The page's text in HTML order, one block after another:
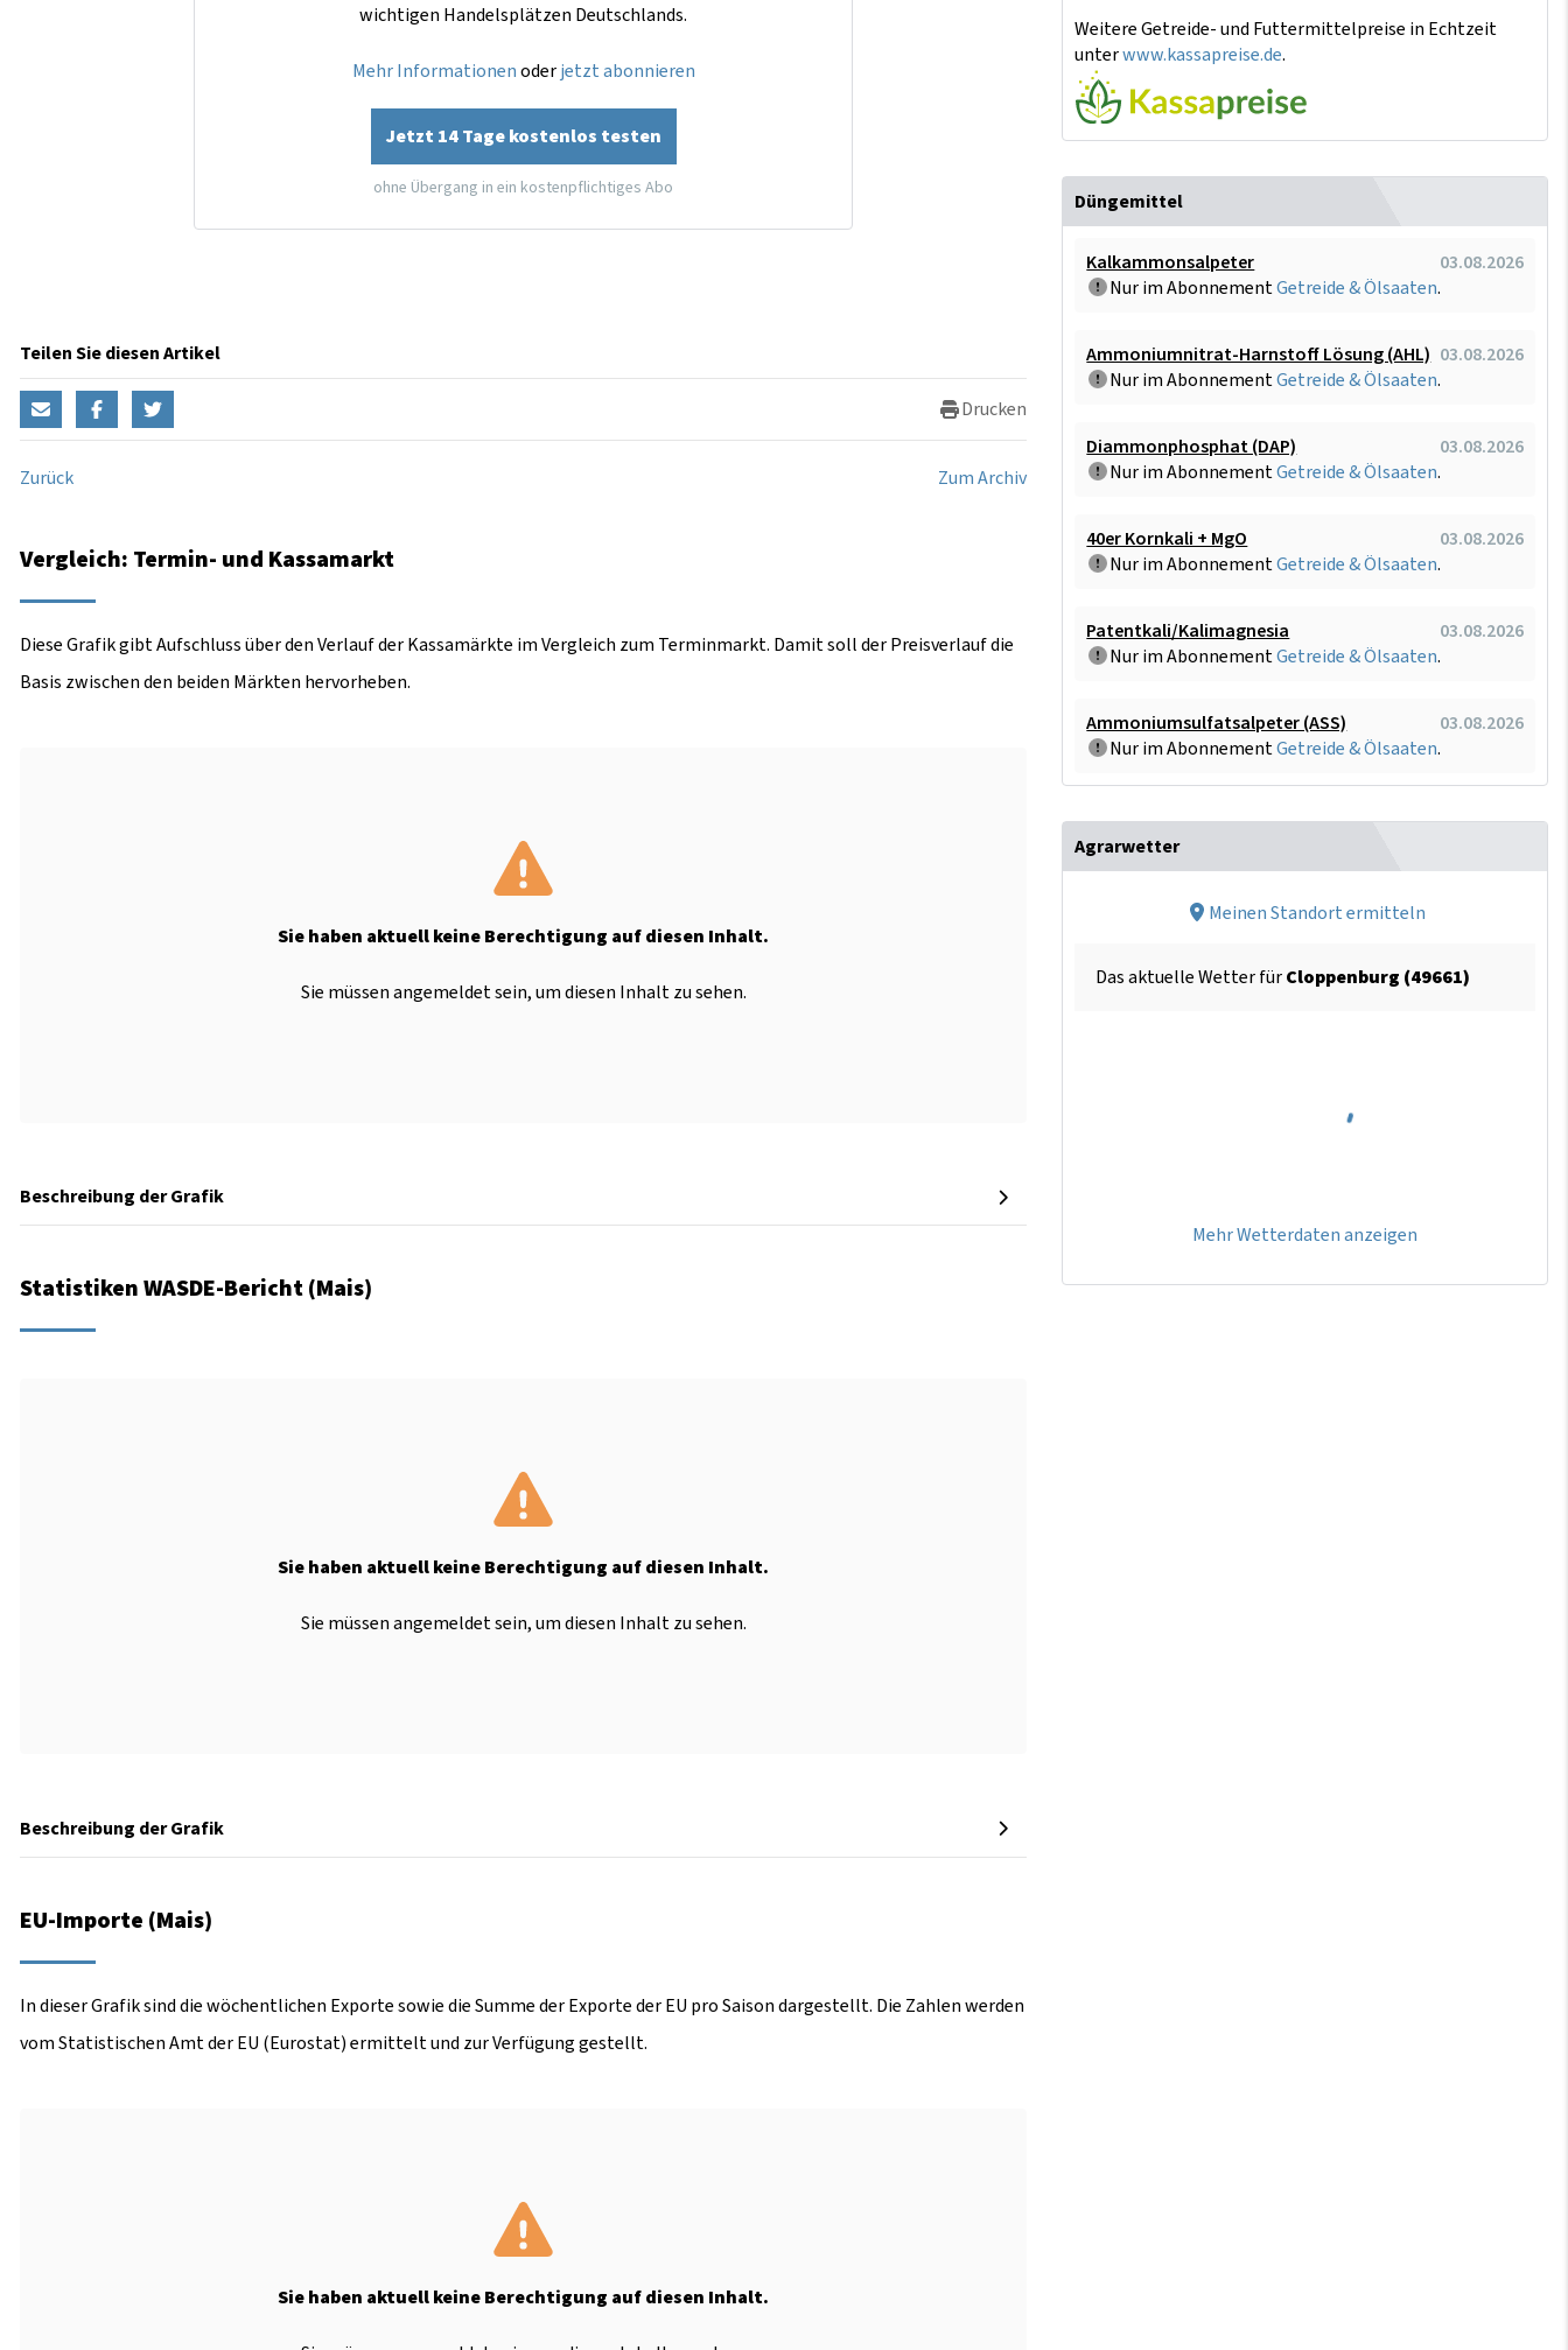
wichtigen Handelsplätzen Deutschlands.
Mehr Informationenoderjetzt abonnieren
Jetzt 14 Tage kostenlos testen
ohne Übergang in ein kostenpflichtiges Abo
Teilen Sie diesen Artikel
Drucken
Zurück Zum Archiv
Vergleich: Termin- und Kassamarkt
Diese Grafik gibt Aufschluss über den Verlauf der Kassamärkte im Vergleich zum Terminmarkt. Damit soll der Preisverlauf die
Basis zwischen den beiden Märkten hervorheben.
Sie haben aktuell keine Berechtigung auf diesen Inhalt.
Sie müssen angemeldet sein, um diesen Inhalt zu sehen.
Beschreibung der Grafik
Statistiken WASDE-Bericht (Mais)
Sie haben aktuell keine Berechtigung auf diesen Inhalt.
Sie müssen angemeldet sein, um diesen Inhalt zu sehen.
Beschreibung der Grafik
EU-Importe (Mais)
In dieser Grafik sind die wöchentlichen Exporte sowie die Summe der Exporte der EU pro Saison dargestellt. Die Zahlen werden
vom Statistischen Amt der EU (Eurostat) ermittelt und zur Verfügung gestellt.
Sie haben aktuell keine Berechtigung auf diesen Inhalt.
Weitere Getreide- und Futtermittelpreise in Echtzeit
unterwww.kassapreise.de.
Düngemittel
Kalkammonsalpeter
03.08.2026
Nur im AbonnementGetreide & Ölsaaten.
Ammoniumnitrat-Harnstoff Lösung (AHL) 03.08.2026
Nur im AbonnementGetreide & Ölsaaten.
Diammonphosphat (DAP)
03.08.2026
Nur im AbonnementGetreide & Ölsaaten.
40er Kornkali + MgO
03.08.2026
Nur im AbonnementGetreide & Ölsaaten.
Patentkali/Kalimagnesia
03.08.2026
Nur im AbonnementGetreide & Ölsaaten.
Ammoniumsulfatsalpeter (ASS)
03.08.2026
Nur im AbonnementGetreide & Ölsaaten.
Agrarwetter
Meinen Standort ermitteln
Das aktuelle Wetter fürCloppenburg (49661)
Mehr Wetterdaten anzeigen